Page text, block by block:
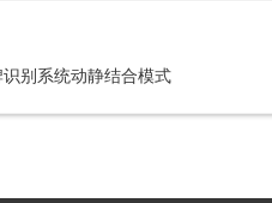
别系统动静结合模式